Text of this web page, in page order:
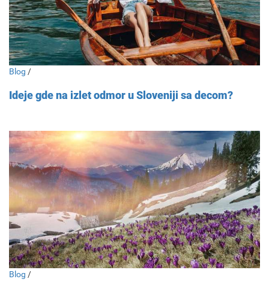
Blog /
Ideje gde na izlet odmor u Sloveniji sa decom?
Blog /